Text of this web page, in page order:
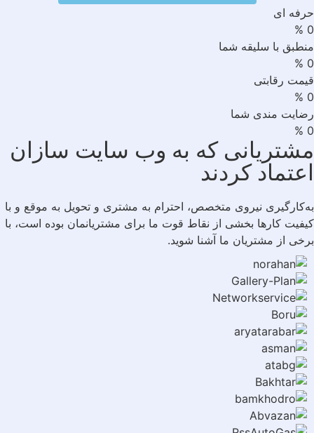
ای
%
با سلیقه شما
%
رقابتی
%
مندی شما
%
که به وب سایت سازان
کردند
نیروی متخصص، احترام به مشتری و تحویل به موقع و با
کارها بخشی از نقاط قوت ما برای مشتریانمان بوده است، با
از مشتریان ما آشنا شوید.